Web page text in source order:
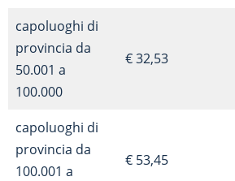
capoluoghi di
provincia da
50.001 a
100.000
€ 32,53
capoluoghi di
provincia da
100.001 a
€ 53,45